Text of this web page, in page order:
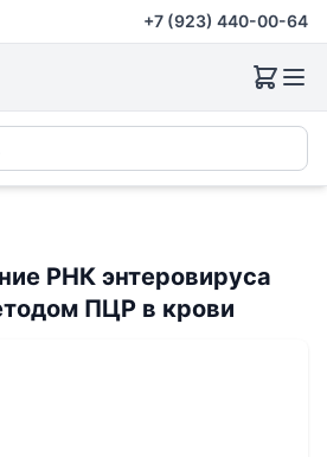
+7 (923) 440-00-64
РНК энтеровируса
ПЦР в крови